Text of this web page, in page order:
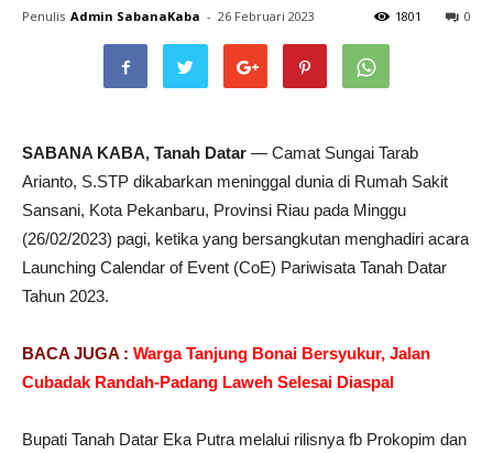
Penulis Admin SabanaKaba - 26 Februari 2023 0
1801
SABANA KABA, Tanah Datar — Camat Sungai Tarab
Arianto, S.STP dikabarkan meninggal dunia di Rumah Sakit
Sansani, Kota Pekanbaru, Provinsi Riau pada Minggu
(26/02/2023) pagi, ketika yang bersangkutan menghadiri acara
Launching Calendar of Event (CoE) Pariwisata Tanah Datar
Tahun 2023.
BACA JUGA : Warga Tanjung Bonai Bersyukur, Jalan
Cubadak Randah-Padang Laweh Selesai Diaspal
Bupati Tanah Datar Eka Putra melalui rilisnya fb Prokopim dan